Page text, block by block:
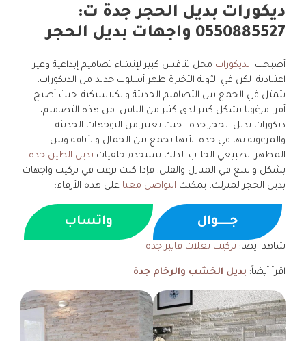
ديكورات بديل الحجر جدة ت:
0550885527 واجهات بديل الحجر
أصبحت الديكورات محل تنافس كبير لإنشاء تصاميم إبداعية وغير
اعتيادية. لكن في الآونة الأخيرة ظهر أسلوب جديد من الديكورات،
يتمثل في الجمع بين التصاميم الحديثة والكلاسيكية. حيث أصبح
أمرا مرغوبا بشكل كبير لدى كثير من الناس. من هذه التصاميم،
ديكورات بديل الحجر جدة. حيث يعتبر من التوجهات الحديثة
والمرغوبة بها في جدة. لأنها تجمع بين الجمال والأناقة وبين
المظهر الطبيعي الخلاب. لذلك تستخدم خلفيات بديل الطين جدة
بشكل واسع في المنازل والفلل. فإذا كنت ترغب في تركيب واجهات
بديل الحجر لمنزلك، يمكنك التواصل معنا على هذه الأرقام:
جــــوال واتساب
شاهد ايضا: تركيب نعلات فايبر جدة
اقرأ أيضاً: بديل الخشب والرخام جدة